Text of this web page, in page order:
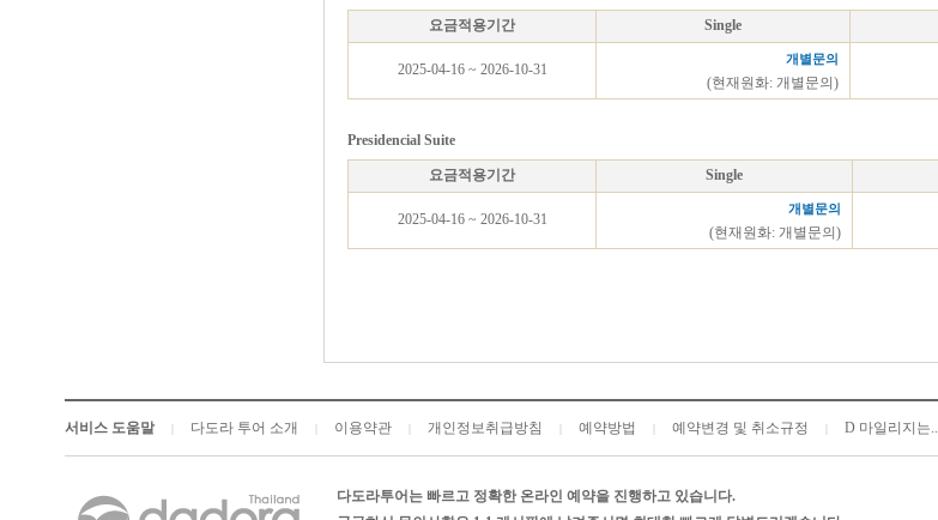
요금적용기간 Single
2025-04-16 ~ 2026-10-31
개별문의
(현재원화: 개별문의)
Presidencial Suite
요금적용기간 Single
2025-04-16 ~ 2026-10-31
개별문의
(현재원화: 개별문의)
서비스 도움말 다도라 투어 소개 이용약관 개인정보취급방침 예약방법 예약변경 및 취소규정 D 마일리지는..
다도라투어는 빠르고 정확한 온라인 예약을 진행하고 있습니다.